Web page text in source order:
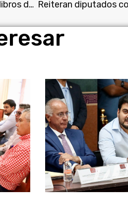
Llama diputada Andrea Gordillo a una adecuada valoración de los libros de texto gratuitos